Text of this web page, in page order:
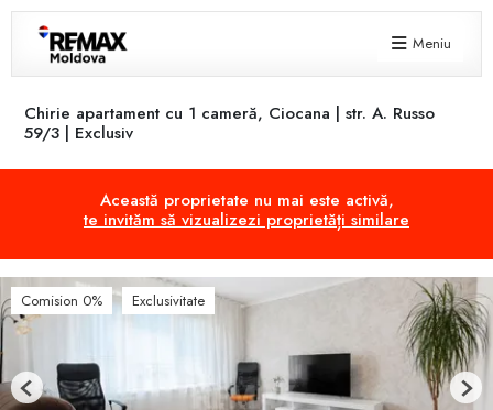
Meniu
Chirie apartament cu 1 cameră, Ciocana | str. A. Russo
59/3 | Exclusiv
Această proprietate nu mai este activă,
te invităm să vizualizezi proprietăți similare
Comision 0% Exclusivitate
Previous Next